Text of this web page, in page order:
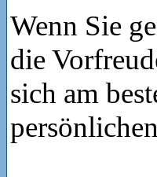
Wenn Sie
die
sich am